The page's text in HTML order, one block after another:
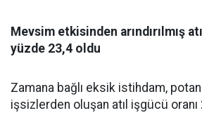
Mevsim etkisinden arındırılmış
yüzde 23,4 oldu
Zamana bağlı eksik istihdam,
işsizlerden oluşan atıl işgücü oranı